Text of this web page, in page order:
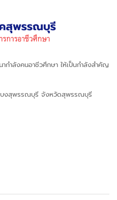
ำลังคนอาชีวศึกษา ให้เป็นกำลังสำคัญ
บงสุพรรณบุรี จังหวัดสุพรรณบุรี